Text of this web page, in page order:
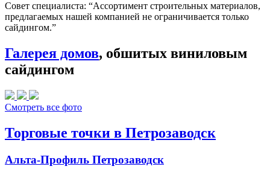
Совет специалиста: “Ассортимент строительных материалов,
предлагаемых нашей компанией не ограничивается только
сайдингом.”
Галерея домов, обшитых виниловым
сайдингом
Смотреть все фото
Торговые точки в Петрозаводск
Альта-Профиль Петрозаводск